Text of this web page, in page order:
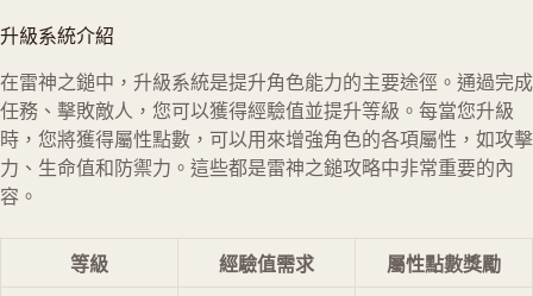
升級系統介紹
在雷神之鎚中，升級系統是提升角色能力的主要途徑。通過完成
任務、擊敗敵人，您可以獲得經驗值並提升等級。每當您升級
時，您將獲得屬性點數，可以用來增強角色的各項屬性，如攻擊
力、生命值和防禦力。這些都是雷神之鎚攻略中非常重要的內
容。
等級 經驗值需求 屬性點數獎勵